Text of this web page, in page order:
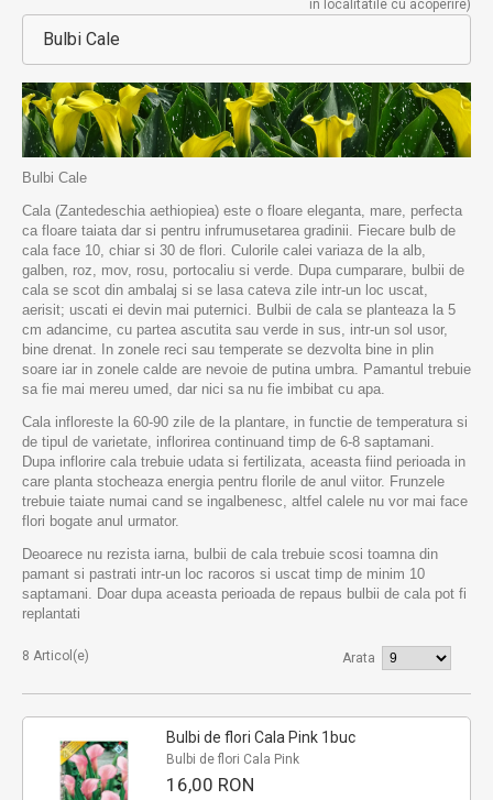
in localitatile cu acoperire)
Bulbi Cale
Bulbi Cale
Cala (Zantedeschia aethiopiea) este o floare eleganta, mare, perfecta
ca floare taiata dar si pentru infrumusetarea gradinii. Fiecare bulb de
cala face 10, chiar si 30 de flori. Culorile calei variaza de la alb,
galben, roz, mov, rosu, portocaliu si verde. Dupa cumparare, bulbii de
cala se scot din ambalaj si se lasa cateva zile intr-un loc uscat,
aerisit; uscati ei devin mai puternici. Bulbii de cala se planteaza la 5
cm adancime, cu partea ascutita sau verde in sus, intr-un sol usor,
bine drenat. In zonele reci sau temperate se dezvolta bine in plin
soare iar in zonele calde are nevoie de putina umbra. Pamantul trebuie
sa fie mai mereu umed, dar nici sa nu fie imbibat cu apa.
Cala infloreste la 60-90 zile de la plantare, in functie de temperatura si
de tipul de varietate, inflorirea continuand timp de 6-8 saptamani.
Dupa inflorire cala trebuie udata si fertilizata, aceasta fiind perioada in
care planta stocheaza energia pentru florile de anul viitor. Frunzele
trebuie taiate numai cand se ingalbenesc, altfel calele nu vor mai face
flori bogate anul urmator.
Deoarece nu rezista iarna, bulbii de cala trebuie scosi toamna din
pamant si pastrati intr-un loc racoros si uscat timp de minim 10
saptamani. Doar dupa aceasta perioada de repaus bulbii de cala pot fi
replantati
8 Articol(e) Arata
Bulbi de flori Cala Pink 1buc
Bulbi de flori Cala Pink
16,00 RON